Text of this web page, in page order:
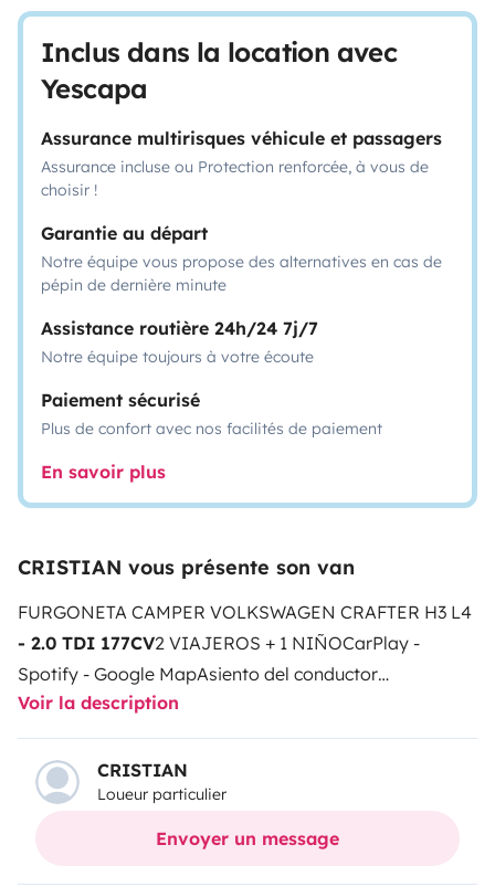
Inclus dans la location avec
Yescapa
Assurance multirisques véhicule et passagers
Assurance incluse ou Protection renforcée, à vous de
choisir !
Garantie au départ
Notre équipe vous propose des alternatives en cas de
pépin de dernière minute
Assistance routière 24h/24 7j/7
Notre équipe toujours à votre écoute
Paiement sécurisé
Plus de confort avec nos facilités de paiement
En savoir plus
CRISTIAN vous présente son van
FURGONETA CAMPER VOLKSWAGEN CRAFTER H3 L4
- 2.0 TDI 177CV2 VIAJEROS + 1 NIÑOCarPlay -
Spotify - Google MapAsiento del conductor
hidráulicoCOCINA Y COMEDOR;
de gas y fregadero.Nevera con congelador. 130LKit de
especias y condimentos básicos; sal, azúcar,
pimienta. Menaje de cocina con todo lo necesario
(Cafetera italiana).
Voir la description
CRISTIAN
Loueur particulier
Envoyer un message